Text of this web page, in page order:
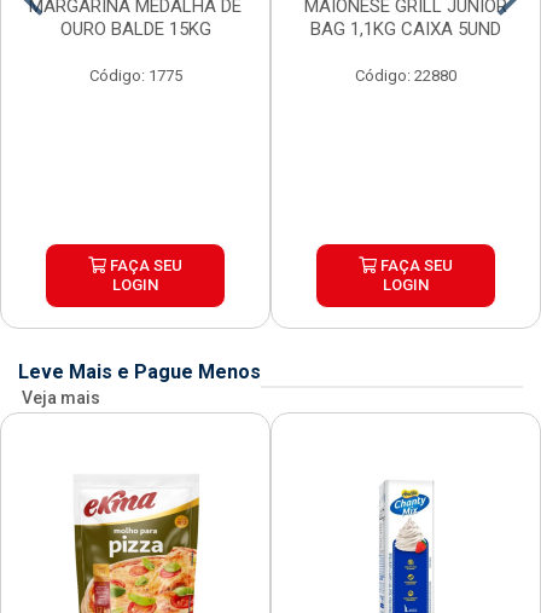
MARGARINA MEDALHA DE
OURO BALDE 15KG
Código: 1775
FAÇA SEU
LOGIN
MAIONESE GRILL JUNIOR
BAG 1,1KG CAIXA 5UND
Código: 22880
FAÇA SEU
LOGIN
Leve Mais e Pague Menos
Veja mais